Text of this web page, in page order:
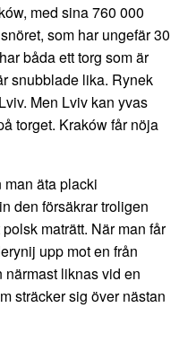
med sina 760 000
som har ungefär 30
båda ett torg som är
snubblade lika. Rynek
Men Lviv kan yvas
torget. Kraków får nöja
äta placki
den försäkrar troligen
maträtt. När man får
upp mot en från
liknas vid en
sträcker sig över nästan